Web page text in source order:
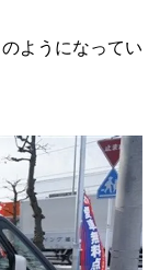
ようになってい